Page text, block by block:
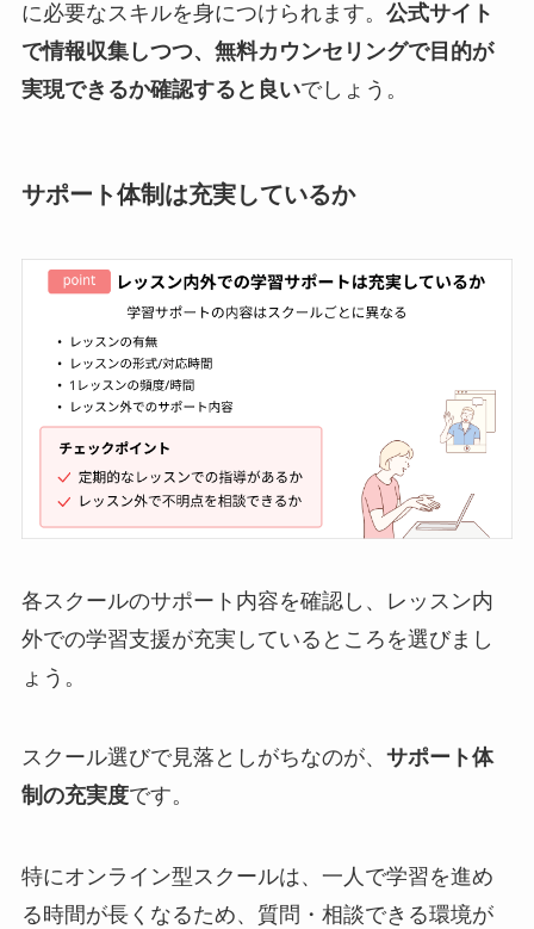
に必要なスキルを身につけられます。 公式サイト
で情報収集しつつ、無料カウンセリングで目的が
実現できるか確認すると良いでしょう。
サポート体制は充実しているか
各スクールのサポート内容を確認し、レッスン内
外での学習支援が充実しているところを選びまし
ょう。
スクール選びで見落としがちなのが、 サポート体
制の充実度です。
特にオンライン型スクールは、一人で学習を進め
る時間が長くなるため、質問・相談できる環境が